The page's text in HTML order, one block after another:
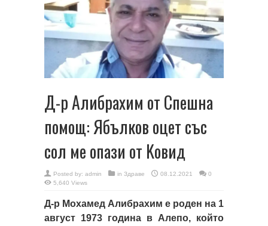
Д-р Алибрахим от Спешна
помощ: Ябълков оцет със
сол ме опази от Koвид
Posted by: admin in Здраве 08.12.2021
0
5,640 Views
Д-р Мохамед Алибрахим е роден на 1
август 1973 година в Алепо, който